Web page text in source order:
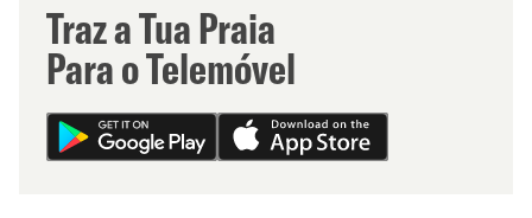
Traz a Tua Praia
Para o Telemóvel